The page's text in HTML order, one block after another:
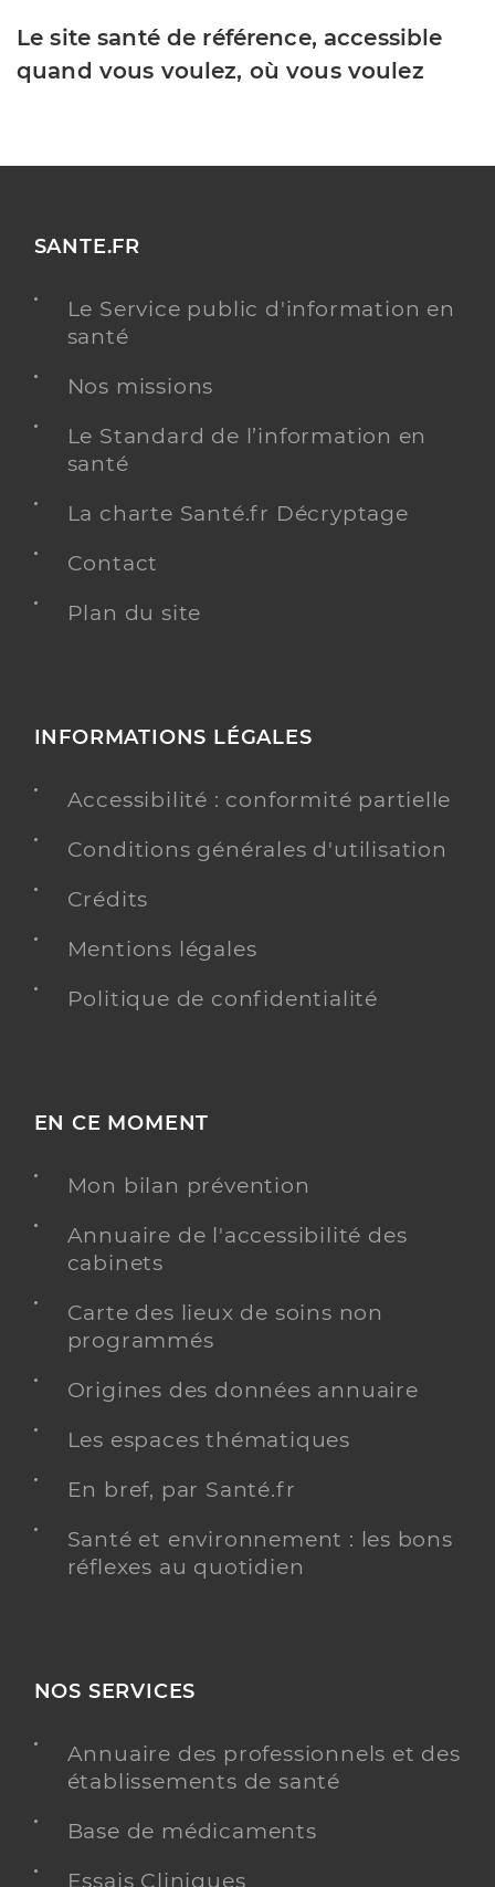
Le site santé de référence, accessible
quand vous voulez, où vous voulez
SANTE.FR
Le Service public d'information en
santé
Nos missions
Le Standard de l’information en
santé
La charte Santé.fr Décryptage
Contact
Plan du site
INFORMATIONS LÉGALES
Accessibilité : conformité partielle
Conditions générales d'utilisation
Crédits
Mentions légales
Politique de confidentialité
EN CE MOMENT
Mon bilan prévention
Annuaire de l'accessibilité des
cabinets
Carte des lieux de soins non
programmés
Origines des données annuaire
Les espaces thématiques
En bref, par Santé.fr
Santé et environnement : les bons
réflexes au quotidien
NOS SERVICES
Annuaire des professionnels et des
établissements de santé
Base de médicaments
Essais Cliniques